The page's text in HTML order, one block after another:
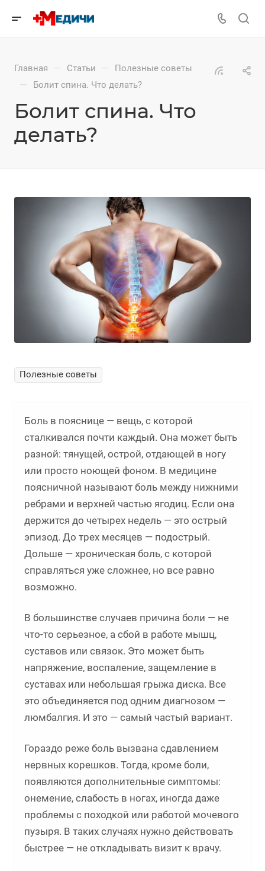
Главная — Статьи — Полезные советы
— Болит спина. Что делать?
Болит спина. Что
делать?
Полезные советы
Боль в пояснице — вещь, с которой
сталкивался почти каждый. Она может быть
разной: тянущей, острой, отдающей в ногу
или просто ноющей фоном. В медицине
поясничной называют боль между нижними
ребрами и верхней частью ягодиц. Если она
держится до четырех недель — это острый
эпизод. До трех месяцев — подострый.
Дольше — хроническая боль, с которой
справляться уже сложнее, но все равно
возможно.
В большинстве случаев причина боли — не
что-то серьезное, а сбой в работе мышц,
суставов или связок. Это может быть
напряжение, воспаление, защемление в
суставах или небольшая грыжа диска. Все
это объединяется под одним диагнозом —
люмбалгия. И это — самый частый вариант.
Гораздо реже боль вызвана сдавлением
нервных корешков. Тогда, кроме боли,
появляются дополнительные симптомы:
онемение, слабость в ногах, иногда даже
проблемы с походкой или работой мочевого
пузыря. В таких случаях нужно действовать
быстрее — не откладывать визит к врачу.